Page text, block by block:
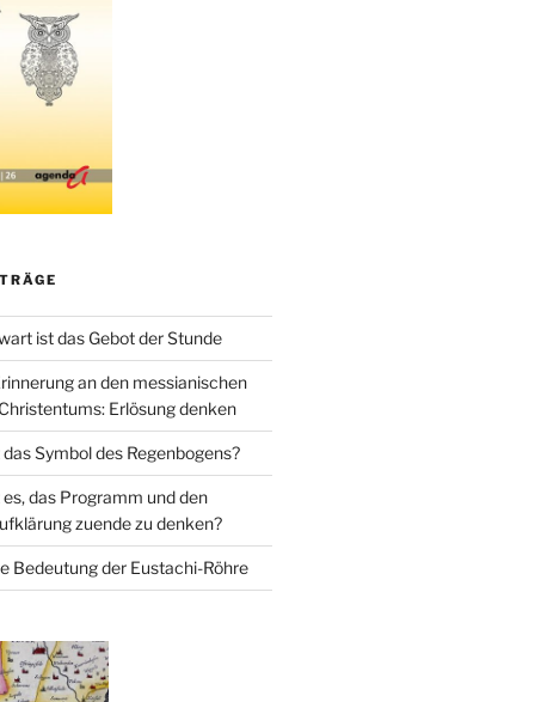
ist das Gebot der Stunde
an den messianischen
Erlösung denken
Symbol des Regenbogens?
das Programm und den
zuende zu denken?
Bedeutung der Eustachi-Röhre